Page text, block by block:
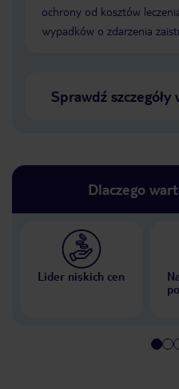
ochrony od kosztów
wypadków o zdarzenia
Sprawdź
Dlaczego
Lider niskich cen